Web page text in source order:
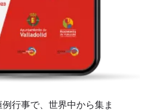
行事で、世界中から集ま